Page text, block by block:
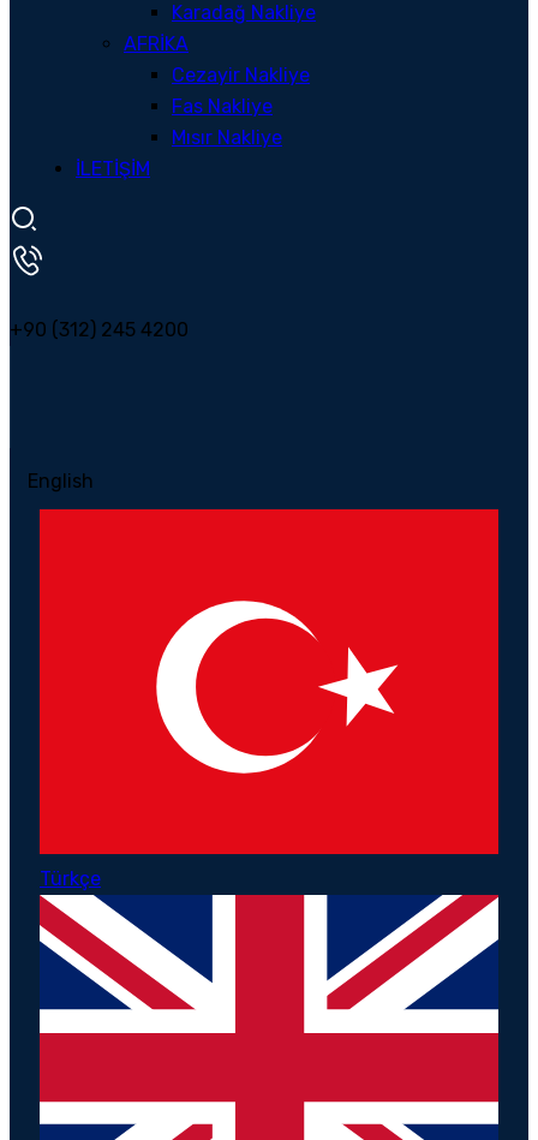
Karadağ Nakliye
AFRİKA
Cezayir Nakliye
Fas Nakliye
Mısır Nakliye
İLETİŞİM
+90 (312) 245 4200
English
Türkçe